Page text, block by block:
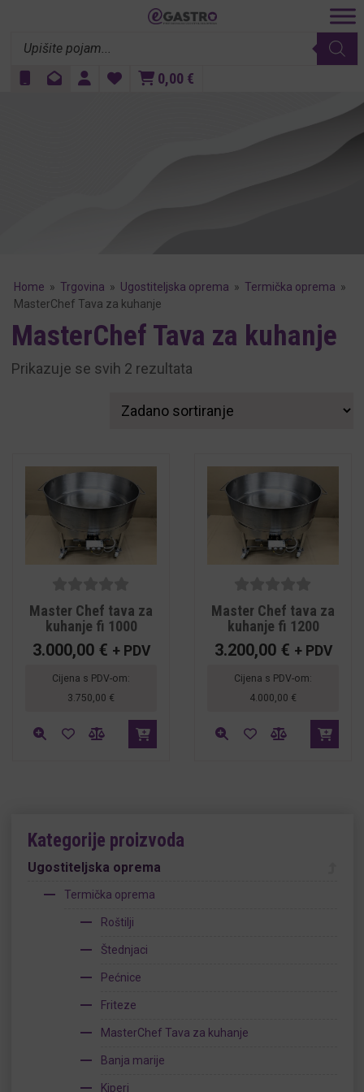
search
0,00 €
Home » Trgovina » Ugostiteljska oprema » Termička oprema »
MasterChef Tava za kuhanje
MasterChef Tava za kuhanje
Prikazuje se svih 2 rezultata
5 out of
5
Master Chef tava za
kuhanje fi 1000
3.000,00 € + PDV
Cijena s PDV-om:
3.750,00 €
5 out of
5
Master Chef tava za
kuhanje fi 1200
3.200,00 € + PDV
Cijena s PDV-om:
4.000,00 €
Kategorije proizvoda
Ugostiteljska oprema
Termička oprema
Roštilji
Štednjaci
Pećnice
Friteze
MasterChef Tava za kuhanje
Banja marije
Kiperi